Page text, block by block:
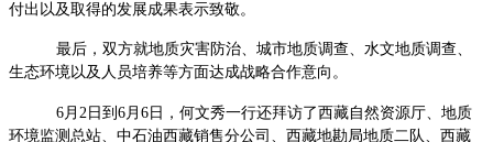
付出以及取得的发展成果表示致敬。
最后，双方就地质灾害防治、城市地质调查、水文地质调查、
生态环境以及人员培养等方面达成战略合作意向。
6月2日到6月6日，何文秀一行还拜访了西藏自然资源厅、地质
环境监测总站、中石油西藏销售分公司、西藏地勘局地质二队、西藏